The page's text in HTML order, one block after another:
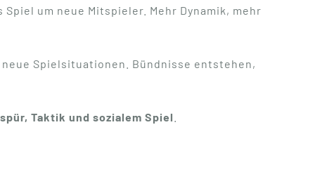
um neue Mitspieler. Mehr Dynamik, mehr
Spielsituationen. Bündnisse entstehen,
Taktik und sozialem Spiel